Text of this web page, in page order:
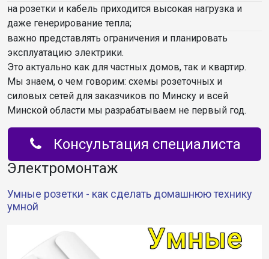
на розетки и кабель приходится высокая нагрузка и
даже генерирование тепла;
важно представлять ограничения и планировать
эксплуатацию электрики.
Это актуально как для частных домов, так и квартир.
Мы знаем, о чем говорим: схемы розеточных и
силовых сетей для заказчиков по Минску и всей
Минской области мы разрабатываем не первый год.
Консультация специалиста
Электромонтаж
Умные розетки - как сделать домашнюю технику
умной